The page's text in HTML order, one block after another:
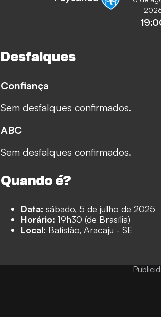
Desfalques
Confiança
Sem desfalques confirmados.
ABC
Sem desfalques confirmados.
Quando é?
Data: sábado, 5 de julho de 2025
Horário: 19h30 (de Brasília)
Local: Batistão, Aracaju - SE